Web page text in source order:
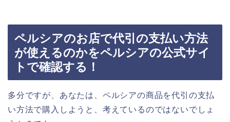
ペルシアのお店で代引の支払い方法
が使えるのかをペルシアの公式サイ
トで確認する！
多分ですが、あなたは、ペルシアの商品を代引の支払
い方法で購入しようと、考えているのではないでしょ